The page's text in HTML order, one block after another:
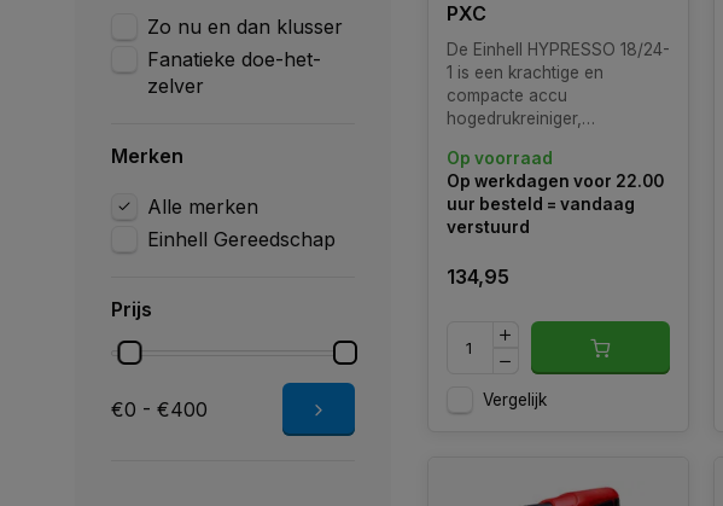
Zo nu en dan klusser
Fanatieke doe-het-
zelver
Merken
Alle merken
Einhell Gereedschap
Prijs
€0 - €400
PXC
De Einhell HYPRESSO 18/24-
1 is een krachtige en
compacte accu
hogedrukreiniger,
mobiel gebruik zonder
stroom- of wateraansluiting.
Als onderdeel van het
Power X-Change platform
tot 24 bar
Op voorraad
Op werkdagen voor 22.00
uur besteld = vandaag
verstuurd
134,95
Vergelijk